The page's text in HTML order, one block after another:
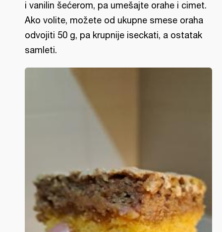
i vanilin šećerom, pa umešajte orahe i cimet.
Ako volite, možete od ukupne smese oraha
odvojiti 50 g, pa krupnije iseckati, a ostatak
samleti.